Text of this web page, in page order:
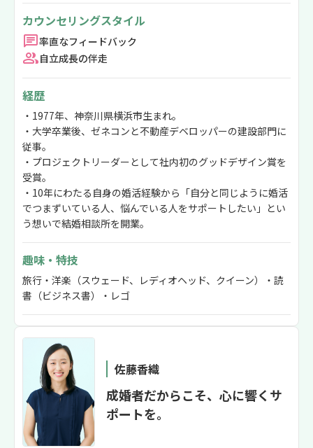
カウンセリングスタイル
率直なフィードバック
自立成長の伴走
経歴
・1977年、神奈川県横浜市生まれ。
・大学卒業後、ゼネコンと不動産デベロッパーの建設部門に
従事。
・プロジェクトリーダーとして社内初のグッドデザイン賞を
受賞。
・10年にわたる自身の婚活経験から「自分と同じように婚活
でつまずいている人、悩んでいる人をサポートしたい」とい
う想いで結婚相談所を開業。
趣味・特技
旅行・洋楽（スウェード、レディオヘッド、クイーン）・読
書（ビジネス書）・レゴ
佐藤香織
成婚者だからこそ、心に響くサ
ポートを。